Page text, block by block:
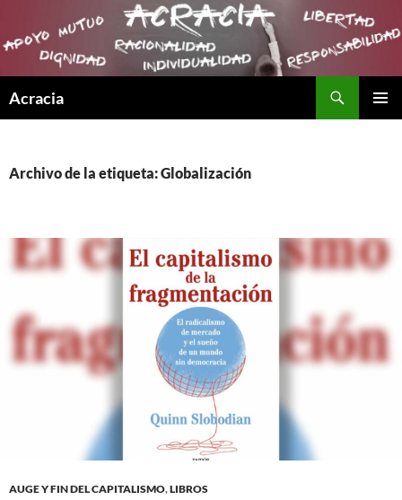
Acracia
Archivo de la etiqueta: Globalización
AUGE Y FIN DEL CAPITALISMO,LIBROS